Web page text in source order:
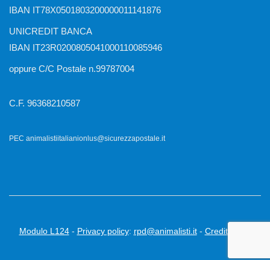
IBAN IT78X0501803200000011141876
UNICREDIT BANCA
IBAN IT23R0200805041000110085946
oppure C/C Postale n.99787004
C.F. 96368210587
PEC animalistiitalianionlus@sicurezzapostale.it
Modulo L124- Privacy policy: rpd@animalisti.it- Credits